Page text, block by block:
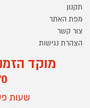
תקנון
מפת האתר
צור קשר
הצהרת נגישות
מוקד
שעות